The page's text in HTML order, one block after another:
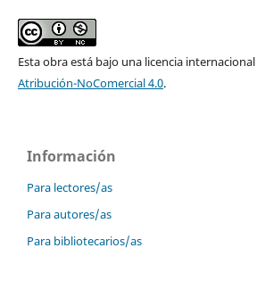
Esta obra está bajo una licencia internacional
Atribución-NoComercial 4.0.
Información
Para lectores/as
Para autores/as
Para bibliotecarios/as